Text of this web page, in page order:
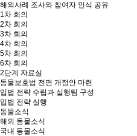
해외사례 조사와 참여자 인식 공유
1차 회의
2차 회의
3차 회의
4차 회의
5차 회의
6차 회의
2단계 자료실
동물보호법 전면 개정안 마련
입법 전략 수립과 실행팀 구성
입법 전략 실행
동물소식
해외 동물소식
국내 동물소식